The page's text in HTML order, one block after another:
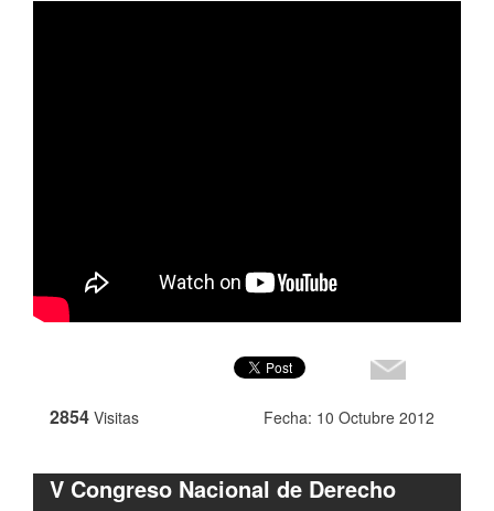
2854 Visitas Fecha: 10 Octubre 2012
V Congreso Nacional de Derecho